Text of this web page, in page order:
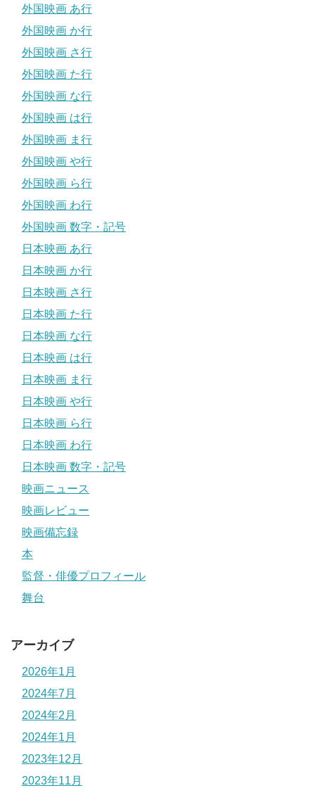
外国映画 あ行
外国映画 か行
外国映画 さ行
外国映画 た行
外国映画 な行
外国映画 は行
外国映画 ま行
外国映画 や行
外国映画 ら行
外国映画 わ行
外国映画 数字・記号
日本映画 あ行
日本映画 か行
日本映画 さ行
日本映画 た行
日本映画 な行
日本映画 は行
日本映画 ま行
日本映画 や行
日本映画 ら行
日本映画 わ行
日本映画 数字・記号
映画ニュース
映画レビュー
映画備忘録
本
監督・俳優プロフィール
舞台
アーカイブ
2026年1月
2024年7月
2024年2月
2024年1月
2023年12月
2023年11月